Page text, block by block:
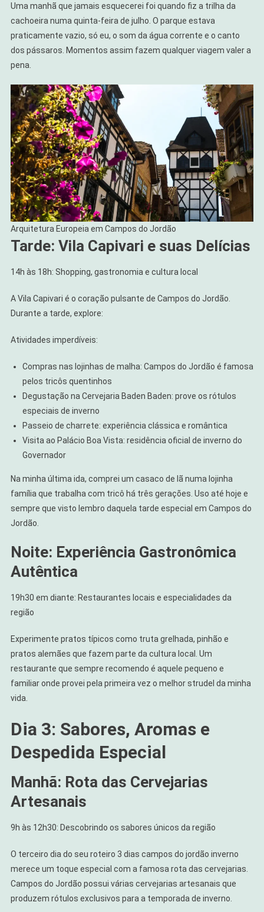
Uma manhã que jamais esquecerei foi quando fiz a trilha da
cachoeira numa quinta-feira de julho. O parque estava
praticamente vazio, só eu, o som da água corrente e o canto
dos pássaros. Momentos assim fazem qualquer viagem valer a
pena.
Arquitetura Europeia em Campos do Jordão
Tarde: Vila Capivari e suas Delícias
14h às 18h: Shopping, gastronomia e cultura local
A Vila Capivari é o coração pulsante de Campos do Jordão.
Durante a tarde, explore:
Atividades imperdíveis:
Compras nas lojinhas de malha: Campos do Jordão é famosa
pelos tricôs quentinhos
Degustação na Cervejaria Baden Baden: prove os rótulos
especiais de inverno
Passeio de charrete: experiência clássica e romântica
Visita ao Palácio Boa Vista: residência oficial de inverno do
Governador
Na minha última ida, comprei um casaco de lã numa lojinha
família que trabalha com tricô há três gerações. Uso até hoje e
sempre que visto lembro daquela tarde especial em Campos do
Jordão.
Noite: Experiência Gastronômica
Autêntica
19h30 em diante: Restaurantes locais e especialidades da
região
Experimente pratos típicos como truta grelhada, pinhão e
pratos alemães que fazem parte da cultura local. Um
restaurante que sempre recomendo é aquele pequeno e
familiar onde provei pela primeira vez o melhor strudel da minha
vida.
Dia 3: Sabores, Aromas e
Despedida Especial
Manhã: Rota das Cervejarias
Artesanais
9h às 12h30: Descobrindo os sabores únicos da região
O terceiro dia do seu roteiro 3 dias campos do jordão inverno
merece um toque especial com a famosa rota das cervejarias.
Campos do Jordão possui várias cervejarias artesanais que
produzem rótulos exclusivos para a temporada de inverno.